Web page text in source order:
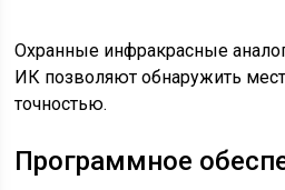
Охранные инфракрасные
ИК позволяют обнаружить
точностью.
Программное